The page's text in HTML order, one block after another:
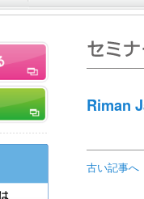
Riman
古い記事へ